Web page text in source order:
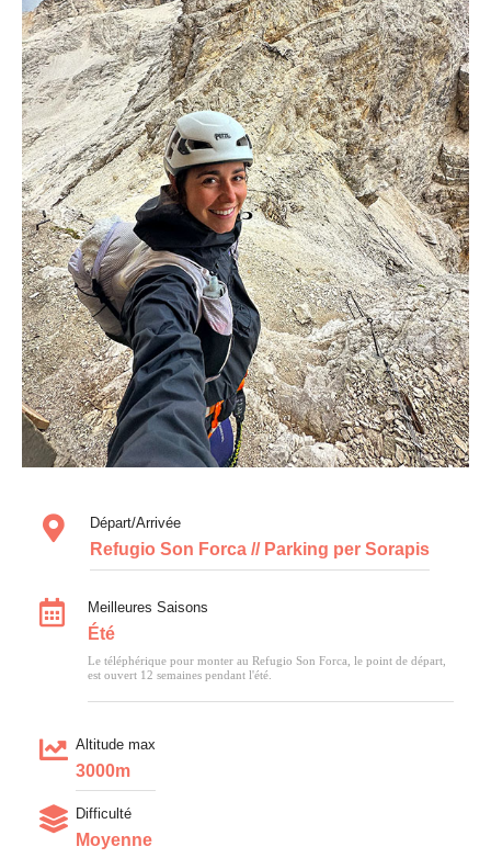
Départ/Arrivée
Refugio Son Forca // Parking per Sorapis
Meilleures Saisons
Été
Le téléphérique pour monter au Refugio Son Forca, le point de départ,
est ouvert 12 semaines pendant l'été.
Altitude max
3000m
Difficulté
Moyenne